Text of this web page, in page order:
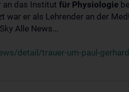
an das Institut für Physiologie
er als Lehrender an der
Alle News...
detail/trauer-um-paul-